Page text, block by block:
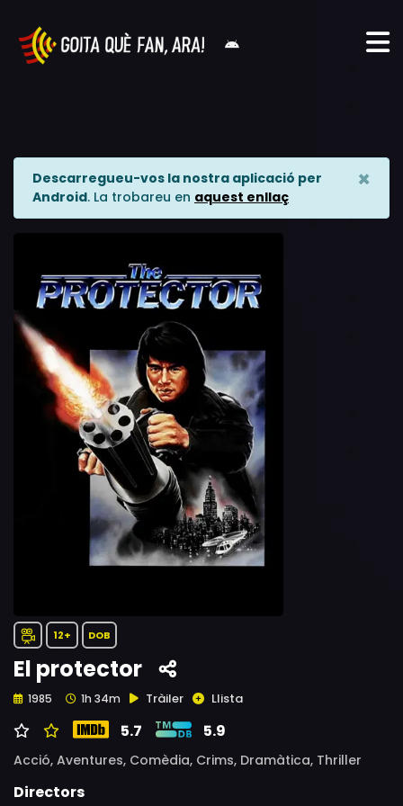
Descarregueu-vos la nostra aplicació per
Android. La trobareu en aquest enllaç
×
12+ DOB
El protector
1985 1h 34m Tràiler Llista
5.7 5.9
Acció, Aventures, Comèdia, Crims, Dramàtica, Thriller
Directors